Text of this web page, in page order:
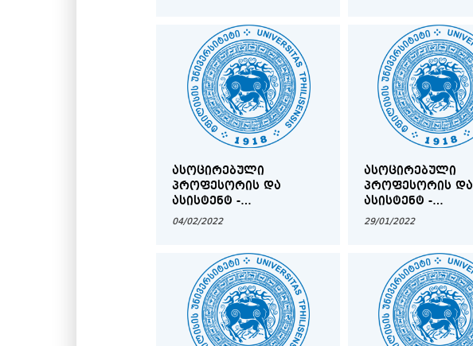
ᲤᲡᲘᲥᲝᲚᲝᲒᲘᲘᲡᲐ ᲓᲐ
ᲒᲐᲜᲐᲗᲚᲔᲑᲘᲡ
ᲛᲔᲪᲜᲘᲔᲠᲔᲑᲐᲗᲐ
ᲤᲐᲙᲣᲚᲢᲔᲢᲖᲔ
ᲐᲡᲝᲪᲘᲠᲔᲑᲣᲚᲘ
ᲞᲠᲝᲤᲔᲡᲝᲠᲘᲡ ᲓᲐ
ᲐᲡᲘᲡᲢᲔᲜᲢ -
ᲞᲠᲝᲤᲔᲡᲝᲠᲘᲡ
04/02/2022
ᲐᲡᲝᲪᲘᲠᲔᲑᲣᲚᲘ
ᲞᲠᲝᲤᲔᲡᲝᲠᲘᲡ ᲓᲐ
ᲐᲡᲘᲡᲢᲔᲜᲢ -
ᲞᲠᲝᲤᲔᲡᲝᲠᲘᲡ
29/01/2022